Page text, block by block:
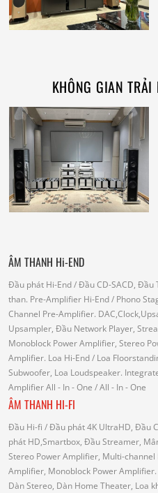
KHÔNG GIAN
ÂM THANH Hi-END
Đầu phát Hi-End/ Đầu CD-SACD,
than. Pre-Amplifier Hi-End/ Phono
Channel Pre-Amplifier.
Upsampler, Đầu Network Player,
Monoblock Power Amplifier, Stereo
Amplifier. Loa Hi-End/ Loa
Subwoofer, Loa Loudspeaker.
AmplifierAll - In - One / All - In - One
ÂM THANH HI-FI
Đầu Hi-fi / Đầu phát 4K UltraHD, Đầu
phát HD,Smartbox, Đầu Streamer,
Stereo Power Amplifier, Multi-
Amplifier, Monoblock Power Amplifier.
Dàn Stereo, Dàn Home Theater, Loa